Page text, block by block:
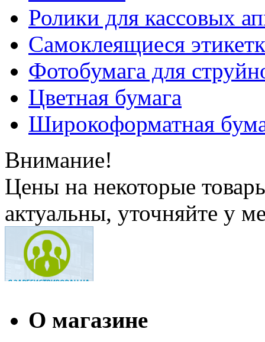
Ролики для кассовых
Самоклеящиеся
Фотобумага для
Цветная бумага
Широкоформатная
Внимание!
Цены на некоторые
актуальны, уточняйте у
О магазине